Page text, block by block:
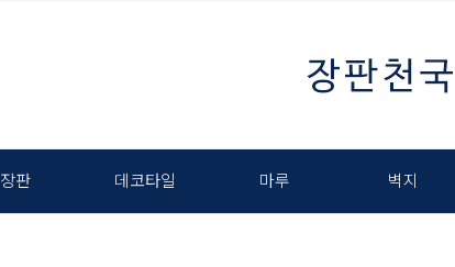
장판 데코타일 마루 벽지